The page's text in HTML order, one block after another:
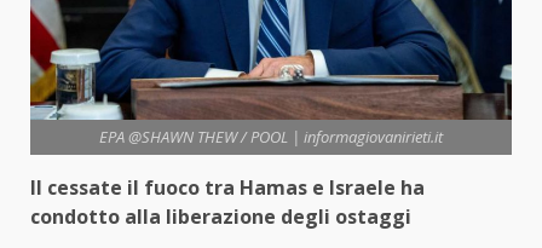
EPA @SHAWN THEW / POOL | informagiovanirieti.it
Il cessate il fuoco tra Hamas e Israele ha
condotto alla liberazione degli ostaggi